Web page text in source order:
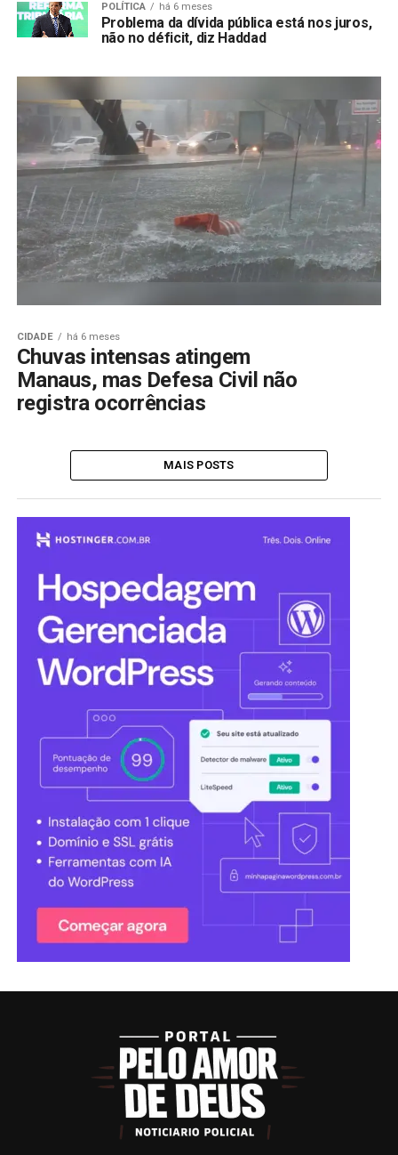
POLÍTICA há 6 meses
Problema da dívida pública está nos juros,
não no déficit, diz Haddad
CIDADE há 6 meses
Chuvas intensas atingem
Manaus, mas Defesa Civil não
registra ocorrências
MAIS POSTS